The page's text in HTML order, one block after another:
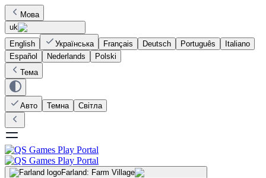
Мова
uk
English
Українська Français Deutsch Português
Italiano
Español
Nederlands
Polski
Тема
Авто Темна Світла
Farland: Farm Village